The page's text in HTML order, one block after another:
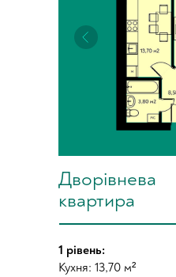
1 рівень:
Кухня: 13,70 м²
Дворівнева
квартира